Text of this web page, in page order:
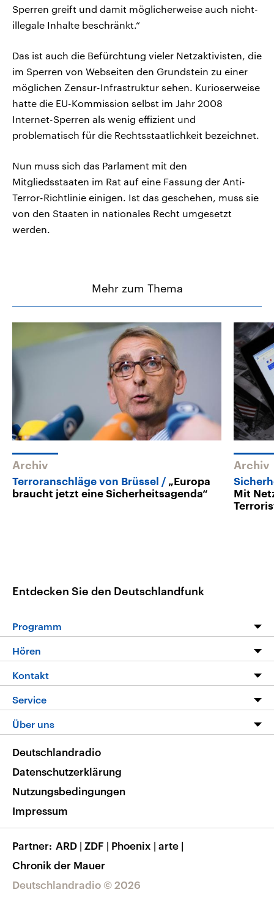
Sperren greift und damit möglicherweise auch nicht-
illegale Inhalte beschränkt.“
Das ist auch die Befürchtung vieler Netzaktivisten, die
im Sperren von Webseiten den Grundstein zu einer
möglichen Zensur-Infrastruktur sehen. Kurioserweise
hatte die EU-Kommission selbst im Jahr 2008
Internet-Sperren als wenig effizient und
problematisch für die Rechtsstaatlichkeit bezeichnet.
Nun muss sich das Parlament mit den
Mitgliedsstaaten im Rat auf eine Fassung der Anti-
Terror-Richtlinie einigen. Ist das geschehen, muss sie
von den Staaten in nationales Recht umgesetzt
werden.
Mehr zum Thema
Archiv
Terroranschläge von Brüssel
„Europa
braucht jetzt eine Sicherheitsagenda“
Archiv
Mit
Entdecken Sie den Deutschlandfunk
Programm
Programm
Die Nachrichten
Nachrichtenleicht
Neue Beiträge auf dlf.de
Hören
Livestream
Podcasts
Deutschlandfunk App
Nachrichten App
Frequenzen
Kontakt
Hörerservice
Service
FAQ
Veranstaltungen
Musikliste
RSS
Über uns
Barrierefreiheit
Deutschlandradio © 2026
Deutschlandradio
Datenschutzerklärung
Nutzungsbedingungen
Impressum
Partner ARD | ZDF | Phoenix | arte |
Chronik der Mauer